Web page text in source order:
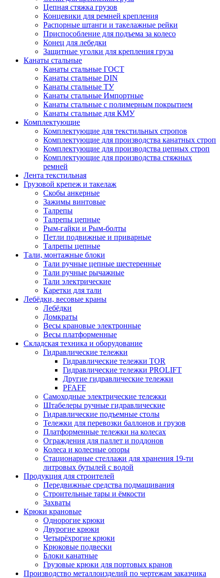
Цепная стяжка грузов
Концевики для ремней крепления
Распорные штанги и такелажные рейки
Приспособление для подъема за колесо
Конец для лебедки
Защитные уголки для крепления груза
Канаты стальные
Канаты стальные ГОСТ
Канаты стальные DIN
Канаты стальные ТУ
Канаты стальные Импортные
Канаты стальные с полимерным покрытием
Канаты стальные для КМУ
Комплектующие
Комплектующие для текстильных стропов
Комплектующие для производства канатных строп
Комплектующие для производства цепных строп
Комплектующие для производства стяжных
ремней
Лента текстильная
Грузовой крепеж и такелаж
Скобы анкерные
Зажимы винтовые
Талрепы
Талрепы цепные
Рым-гайки и Рым-болты
Петли подвижные и приварные
Талрепы цепные
Тали, монтажные блоки
Тали ручные цепные шестеренные
Тали ручные рычажные
Тали электрические
Каретки для тали
Лебёдки, весовые краны
Лебёдки
Домкраты
Весы крановые электронные
Весы платформенные
Складская техника и оборудование
Гидравлические тележки
Гидравлические тележки TOR
Гидравлические тележки PROLIFT
Другие гидравлические тележки
PFAFF
Самоходные электрические тележки
Штабелеры ручные гидравлические
Гидравлические подъемные столы
Тележки для перевозки баллонов и грузов
Платформенные тележки на колесах
Ограждения для паллет и поддонов
Колеса и колесные опоры
Стационарные стеллажи для хранения 19-ти
литровых бутылей с водой
Продукция для строителей
Передвижные средства подмащивания
Строительные тары и ёмкости
Захваты
Крюки крановые
Однорогие крюки
Двурогие крюки
Четырёхрогие крюки
Крюковые подвески
Блоки канатные
Грузовые крюки для портовых кранов
Производство металлоизделий по чертежам заказчика